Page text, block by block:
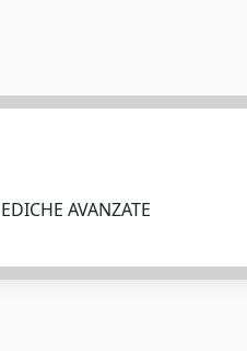
AVANZATE